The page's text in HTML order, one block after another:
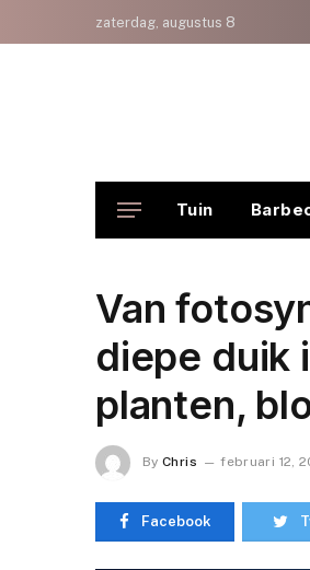
zaterdag, augustus 8
Tuin
Van
diepe duik
planten,
By Chris februari 12,
Facebook